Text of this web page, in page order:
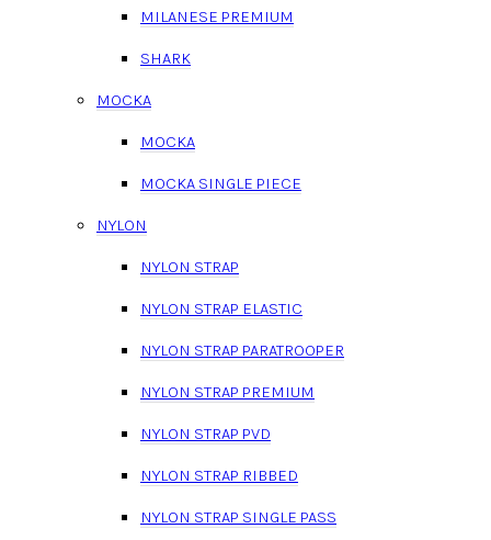
MILANESE PREMIUM
SHARK
MOCKA
MOCKA
MOCKA SINGLE PIECE
NYLON
NYLON STRAP
NYLON STRAP ELASTIC
NYLON STRAP PARATROOPER
NYLON STRAP PREMIUM
NYLON STRAP PVD
NYLON STRAP RIBBED
NYLON STRAP SINGLE PASS